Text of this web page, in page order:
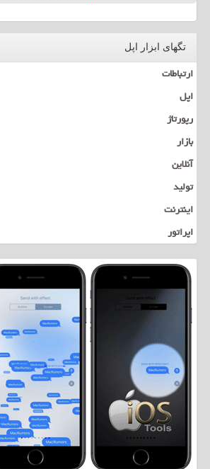
تگهای ابزار اپل
ارتباطات
اپل
رپورتاژ
بازار
آنلاین
تولید
اینترنت
اپراتور